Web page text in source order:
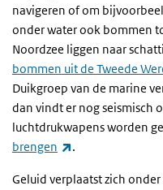
navigeren of om
onder water ook bommen
Noordzee liggen naar
bommen uit de Tweede
Duikgroep van de marine
dan vindt er nog seismisch
luchtdrukwapens worden
brengen
(externe link)
.
Geluid verplaatst zich